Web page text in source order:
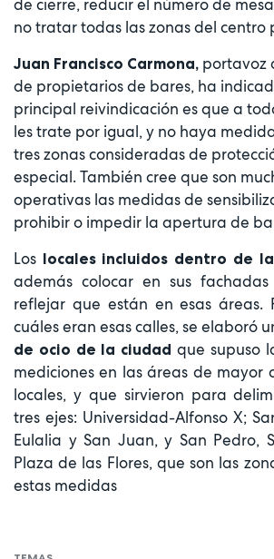
de cierre, reducir el número de
no tratar todas las zonas del centro
Juan Francisco Carmona, portavoz
de propietarios de bares, ha
principal reivindicación es que a
les trate por igual, y no haya
tres zonas consideradas de
especial. También cree que son
operativas las medidas de
prohibir o impedir la apertura de
Los locales incluidos dentro de
además colocar en sus
reflejar que están en esas áreas.
cuáles eran esas calles, se elaboró
de ocio de la ciudad que supuso
mediciones en las áreas de mayor
locales, y que sirvieron para
tres ejes: Universidad-Alfonso X;
Eulalia y San Juan, y San Pedro,
Plaza de las Flores, que son las
estas medidas